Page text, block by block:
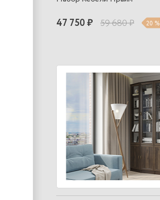
47 750 ₽ 59 680 ₽ 20 %